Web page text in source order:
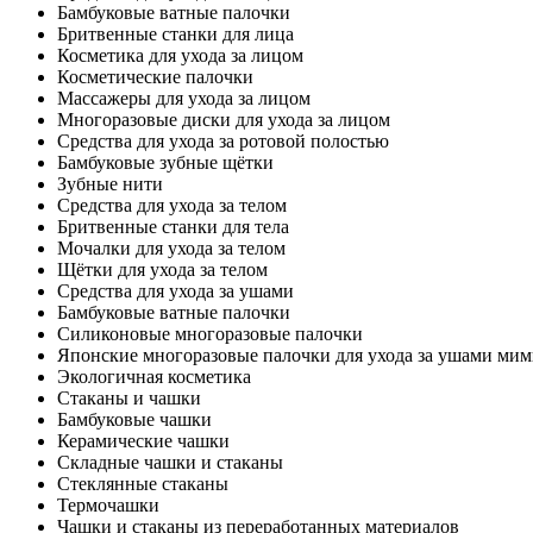
Бамбуковые ватные палочки
Бритвенные станки для лица
Косметика для ухода за лицом
Косметические палочки
Массажеры для ухода за лицом
Многоразовые диски для ухода за лицом
Средства для ухода за ротовой полостью
Бамбуковые зубные щётки
Зубные нити
Средства для ухода за телом
Бритвенные станки для тела
Мочалки для ухода за телом
Щётки для ухода за телом
Средства для ухода за ушами
Бамбуковые ватные палочки
Силиконовые многоразовые палочки
Японские многоразовые палочки для ухода за ушами
Экологичная косметика
Стаканы и чашки
Бамбуковые чашки
Керамические чашки
Складные чашки и стаканы
Стеклянные стаканы
Термочашки
Чашки и стаканы из переработанных материалов